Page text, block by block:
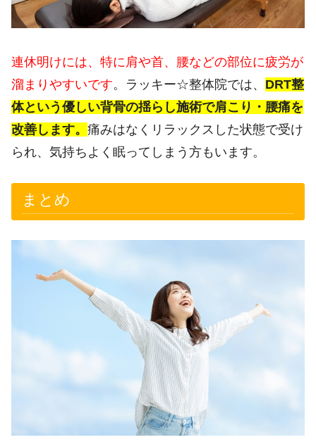
連休明けには、特に肩や首、腰などの部位に疲労が
溜まりやすいです。ラッキー☆整体院では、 DRT整
体という優しい背骨の揺らし施術で肩こり・腰痛を
改善します。 痛みはなくリラックスした状態で受け
られ、気持ちよく眠ってしまう方もいます。
まとめ